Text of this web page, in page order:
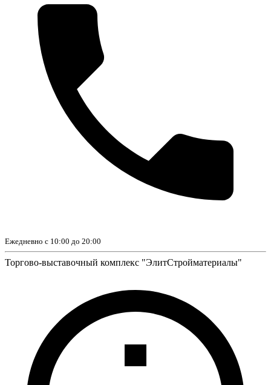
Ежедневно с 10:00 до 20:00
Торгово-выставочный комплекс "ЭлитСтройматериалы"